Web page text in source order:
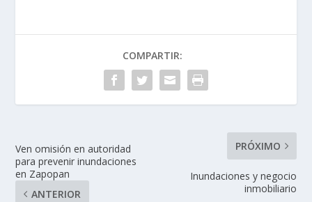
COMPARTIR:
Ven omisión en autoridad
para prevenir inundaciones
en Zapopan
ANTERIOR
PRÓXIMO
Inundaciones y negocio
inmobiliario